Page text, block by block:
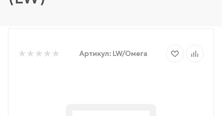
Артикул: LW/Омега